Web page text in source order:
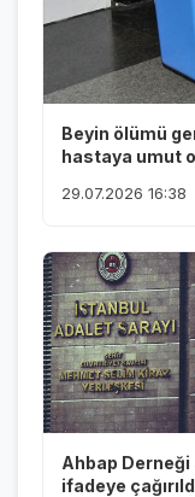
Beyin ölümü
hastaya umut
29.07.2026 16:38
Ahbap
ifadeye